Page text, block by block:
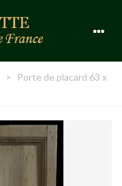
>
Porte de placard 63 x